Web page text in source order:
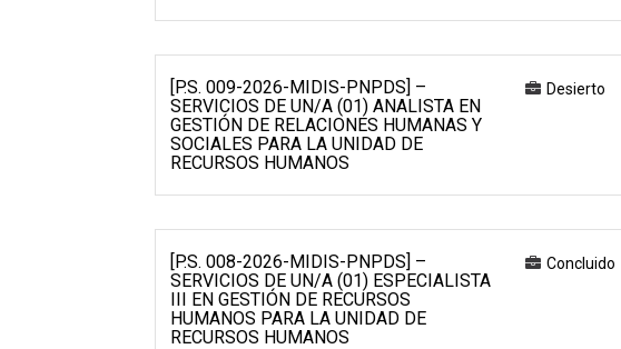
[P.S. 009-2026-MIDIS-PNPDS] –
SERVICIOS DE UN/A (01) ANALISTA EN
GESTIÓN DE RELACIONES HUMANAS Y
SOCIALES PARA LA UNIDAD DE
RECURSOS HUMANOS
Desierto
[P.S. 008-2026-MIDIS-PNPDS] –
SERVICIOS DE UN/A (01) ESPECIALISTA
III EN GESTIÓN DE RECURSOS
HUMANOS PARA LA UNIDAD DE
RECURSOS HUMANOS
Concluido